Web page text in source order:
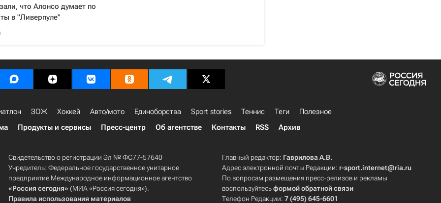
что Алонсо думает по
в "Ливерпуле"
ЗОЖ Хоккей Авто/мото Единоборства Sport stories Теннис Теги
Полезное
Продукты и сервисы Пресс-центр Об агентстве Контакты RSS Архив
Свидетельство о регистрации Эл № ФС77-57640
Учредитель: Федеральное государственное унитарное
предприятие Международное информационное агентство
«Россия сегодня» (МИА «Россия сегодня»).
Правила использования материалов
Главный редактор: Гаврилова А.В.
Адрес электронной почты Редакции: r-sport.internet@ria.ru
По вопросам размещения пресс-релизов и рекламы
воспользуйтесьформой обратной связи
Телефон Редакции:7 (495) 645-6601